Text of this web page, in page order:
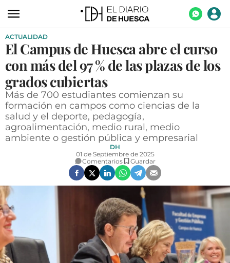
ACTUALIDAD
ECONOMÍA
TECNOLOGÍA
TURISMO
AGROALIMENTACIÓN
DEPORTES
OPINIÓN
GALERÍAS
VÍDEOS
CONTACTAR
ACTUALIDAD
El Campus de Huesca abre el curso
con más del 97 % de las plazas de los
grados cubiertas
Más de 700 estudiantes comienzan su
formación en campos como ciencias de la
salud y el deporte, pedagogía,
agroalimentación, medio rural, medio
ambiente o gestión pública y empresarial
DH
01 de Septiembre de 2025
Comentarios
Guardar